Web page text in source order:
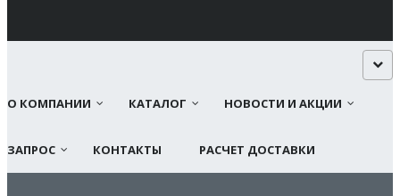
О КОМПАНИИ КАТАЛОГ НОВОСТИ И АКЦИИ
ЗАПРОС КОНТАКТЫ РАСЧЕТ ДОСТАВКИ